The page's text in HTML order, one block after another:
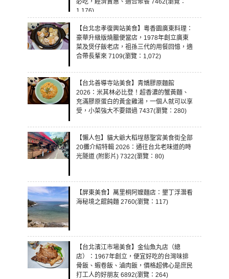
1,176)
【台北忠孝復興站美食】粵香園廣東料理：
豪華升級版燒臘便當店，1978年創立廣東
菜及煲仔飯老店，祖孫三代的用餐回憶，適
合帶長輩來 7109(瀏覽：1,072)
【台北善導寺站美食】青嬌膠原麵館
2026：米其林必比登！超香濃的蟹黃麵、
充滿膠原蛋白的黃金雞湯，一個人就可以享
受，小菜強大不要錯過 7437(瀏覽：280)
【懶人包】貓大爺大稻埕慈聖宮美食街全部
20攤介紹特輯 2026：通往台北老味道的時
光隧道 (附影片) 7322(瀏覽：80)
【屏東美食】萬里桐阿嬤麵店：墾丁浮潛看
海秘境之餛飩麵 2760(瀏覽：117)
【台北濱江市場美食】金仙魚丸店（總
店）：1967年創立，便宜好吃的台灣味排
骨飯、蝦卷飯、滷肉飯，價格超佛心是庶民
打工人的好朋友 6892(瀏覽：264)